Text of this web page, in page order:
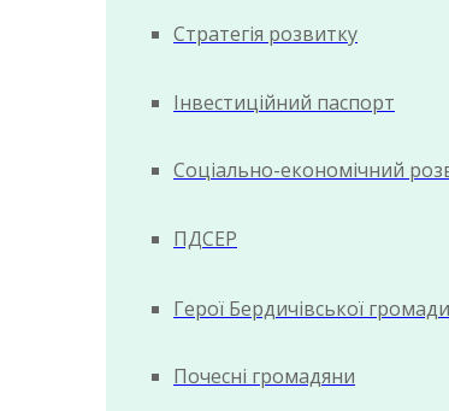
Стратегія розвитку
Інвестиційний паспорт
Соціально-економічний
ПДСЕР
Герої Бердичівської громади
Почесні громадяни